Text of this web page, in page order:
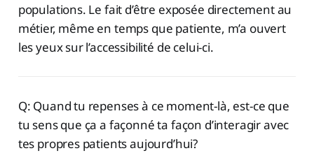
populations. Le fait d’être exposée directement au
métier, même en temps que patiente, m’a ouvert
les yeux sur l’accessibilité de celui-ci.
Q: Quand tu repenses à ce moment-là, est-ce que
tu sens que ça a façonné ta façon d’interagir avec
tes propres patients aujourd’hui?